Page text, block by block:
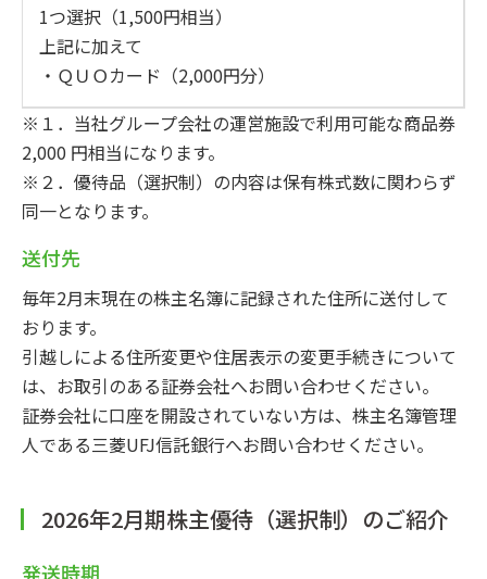
1つ選択（1,500円相当）
上記に加えて
・ＱＵＯカード（2,000円分）
※１．当社グループ会社の運営施設で利用可能な商品券
2,000 円相当になります。
※２．優待品（選択制）の内容は保有株式数に関わらず
同一となります。
送付先
毎年2月末現在の株主名簿に記録された住所に送付して
おります。
引越しによる住所変更や住居表示の変更手続きについて
は、お取引のある証券会社へお問い合わせください。
証券会社に口座を開設されていない方は、株主名簿管理
人である三菱UFJ信託銀行へお問い合わせください。
2026年2月期株主優待（選択制）のご紹介
発送時期